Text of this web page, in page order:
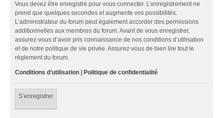
Vous devez être enregistré pour vous connecter. L’enregistrement ne
prend que quelques secondes et augmente vos possibilités.
L’administrateur du forum peut également accorder des permissions
additionnelles aux membres du forum. Avant de vous enregistrer,
assurez-vous d’avoir pris connaissance de nos conditions d’utilisation
et de notre politique de vie privée. Assurez-vous de bien lire tout le
règlement du forum.
Conditions d’utilisation | Politique de confidentialité
S’enregistrer